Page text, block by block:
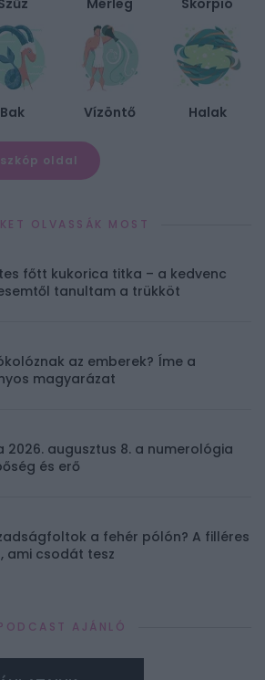
Mérleg Skorpió
Bak Vízöntő Halak
oldal
OLVASSÁK MOST
főtt kukorica titka – a kedvenc
tanultam a trükköt
az emberek? Íme a
magyarázat
2026. augusztus 8. a numerológia
és erő
a fehér pólón? A filléres
ami csodát tesz
AJÁNLÓ